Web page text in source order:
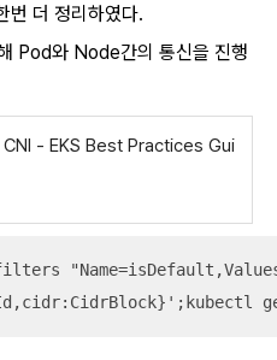
번 더 정리하였다.
Pod와 Node간의 통신을 진행
- EKS Best Practices Gui